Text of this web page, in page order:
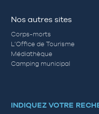
Nos autres sites
Corps-morts
L’Office de Tourisme
Médiathèque
Camping municipal
INDIQUEZ VOTRE